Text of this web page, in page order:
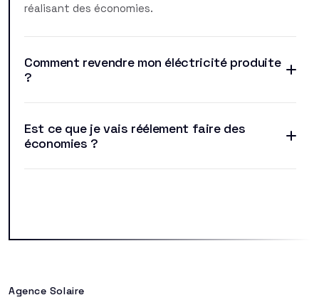
réalisant des économies.
Comment revendre mon éléctricité produite
?
Est ce que je vais réélement faire des
économies ?
Agence Solaire